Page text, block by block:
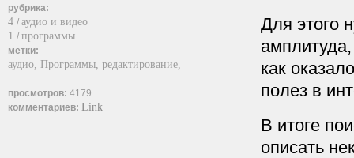
рубрика:
4 / аудио и видео
1 / программы
метки:
аудио, Программы, редактирование,
просмотров: 4179
комментариев: Link
Для этого
как
полез в
В итоге
описать